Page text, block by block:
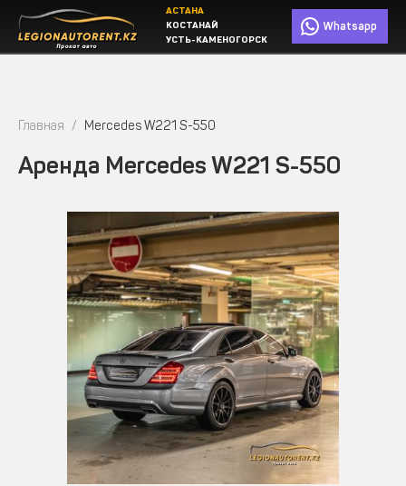
АСТАНА
КОСТАНАЙ
УСТЬ-КАМЕНОГОРСК
Whatsapp
Главная Mercedes W221 S-550
Аренда Mercedes W221 S-550